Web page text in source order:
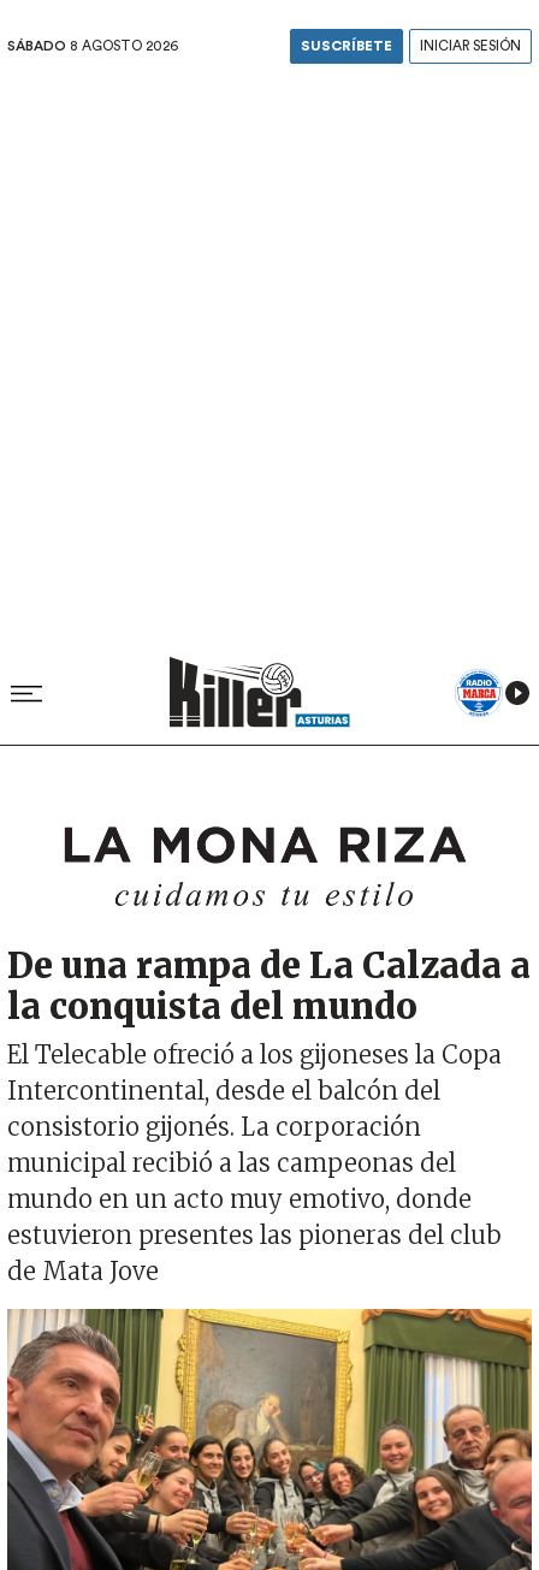
SÁBADO 8 AGOSTO 2026 SUSCRÍBETE INICIAR SESIÓN
De una rampa de La Calzada a
la conquista del mundo
El Telecable ofreció a los gijoneses la Copa
Intercontinental, desde el balcón del
consistorio gijonés. La corporación
municipal recibió a las campeonas del
mundo en un acto muy emotivo, donde
estuvieron presentes las pioneras del club
de Mata Jove
Imagen